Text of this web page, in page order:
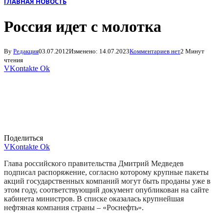
Россия идет с молотка
By Редакция03.07.2012Изменено: 14.07.2023Комментариев нет2 Минут
чтения
VKontakte Ok
Поделиться
VKontakte Ok
Глава российского правительства Дмитрий Медведев
подписал распоряжение, согласно которому крупные пакеты
акций государственных компаний могут быть проданы уже в
этом году, соответствующий документ опубликован на сайте
кабинета министров. В списке оказалась крупнейшая
нефтяная компания страны – «Роснефть».